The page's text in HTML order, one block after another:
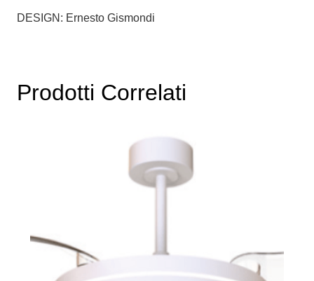
DESIGN: Ernesto Gismondi
Prodotti Correlati